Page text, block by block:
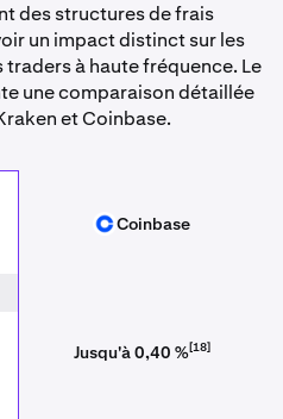
des structures de frais
un impact distinct sur les
à haute fréquence. Le
une comparaison détaillée
et Coinbase.
Coinbase
Coinbase
Jusqu'à 0,40 %[18]